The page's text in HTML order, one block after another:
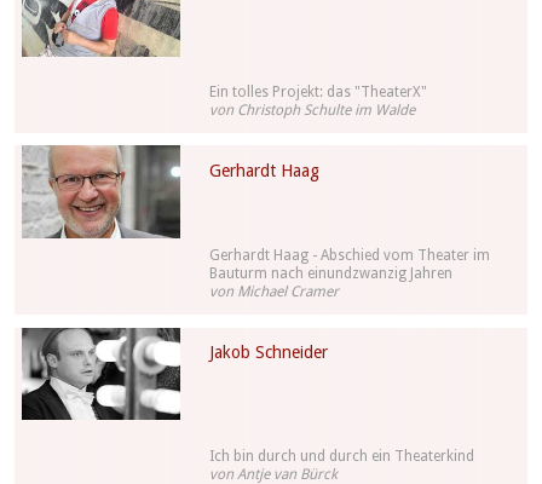
Ein tolles Projekt: das "TheaterX"
von Christoph Schulte im Walde
Gerhardt Haag
Gerhardt Haag - Abschied vom Theater im
Bauturm nach einundzwanzig Jahren
von Michael Cramer
Jakob Schneider
Ich bin durch und durch ein Theaterkind
von Antje van Bürck